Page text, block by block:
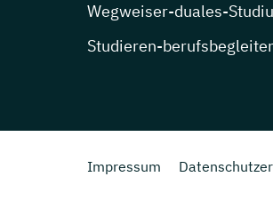
Wegweiser-duales-
Studieren-
Impressum